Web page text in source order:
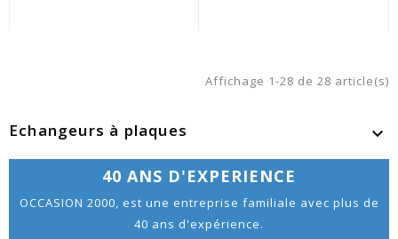
Affichage 1-28 de 28 article(s)
Echangeurs à plaques

40 ANS D'EXPERIENCE
OCCASION 2000, est une entreprise familiale avec plus de
40 ans d'expérience.